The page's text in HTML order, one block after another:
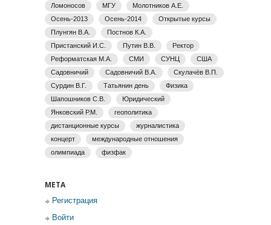
Ломоносов
МГУ
Молотников А.Е.
Осень-2013
Осень-2014
Открытые курсы
Плунгян В.А.
Постнов К.А.
Пристанский И.С.
Путин В.В.
Ректор
Реформатская М.А.
СМИ СУНЦ
США
Садовничий
Садовничий В.А.
Скулачёв В.П.
Сурдин В.Г.
Татьянин день
Физика
Шапошников С.В.
Юридический
Янковский Р.М.
геополитика
дистанционные курсы
журналистика
концерт
международные отношения
олимпиада
физфак
МЕТА
Регистрация
Войти